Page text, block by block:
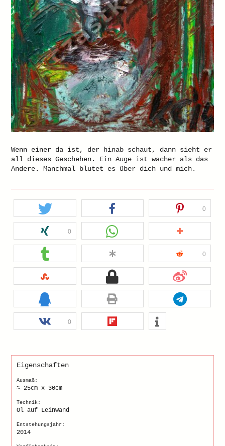
Wenn einer da ist, der hinab schaut, dann sieht er
all dieses Geschehen. Ein Auge ist wacher als das
Andere. Manchmal blutet es über dich und mich.
0
0
0
0
Eigenschaften
Ausmaß:
≈ 25cm x 30cm
Technik:
Öl auf Leinwand
Entstehungsjahr:
2014